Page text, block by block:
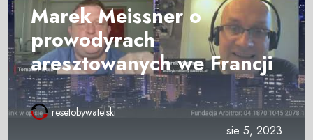
Marek Meissner o
prowodyrach
aresztowanych we Francji
resetobywatelski
sie 5, 2023